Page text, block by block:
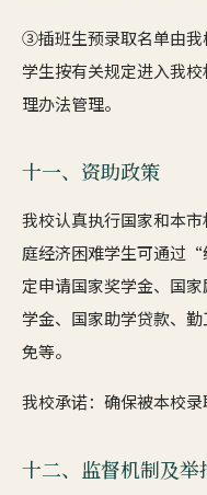
③插班生预录取名单由我
学生按有关规定进入我
理办法管理。
十一、资助政策
我校认真执行国家和本
庭经济困难学生可通过
定申请国家奖学金、国
学金、国家助学贷款、
免等。
我校承诺：确保被本校录
十二、监督机制及举